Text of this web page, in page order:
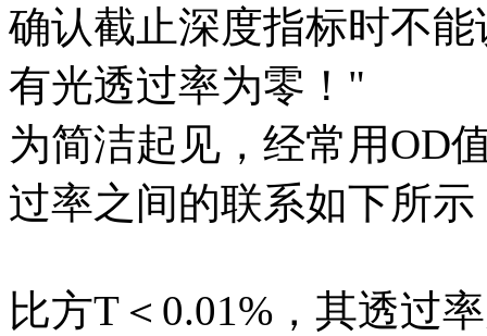
确认截止深度指标时不
有光透过率为零！"
为简洁起见，经常用OD
过率之间的联系如下所
比方T＜0.01%，其透过